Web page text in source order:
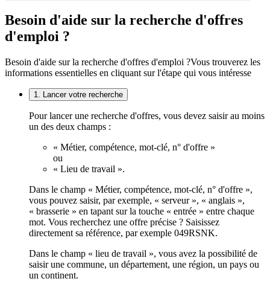
Besoin d'aide sur la recherche d'offres
d'emploi ?
Besoin d'aide sur la recherche d'offres d'emploi ?Vous trouverez les
informations essentielles en cliquant sur l'étape qui vous intéresse
1. Lancer votre recherche
Pour lancer une recherche d'offres, vous devez saisir au moins
un des deux champs :
« Métier, compétence, mot-clé, n° d'offre »
ou
« Lieu de travail ».
Dans le champ « Métier, compétence, mot-clé, n° d'offre »,
vous pouvez saisir, par exemple, « serveur », « anglais »,
« brasserie » en tapant sur la touche « entrée » entre chaque
mot. Vous recherchez une offre précise ? Saisissez
directement sa référence, par exemple 049RSNK.
Dans le champ « lieu de travail », vous avez la possibilité de
saisir une commune, un département, une région, un pays ou
un continent.